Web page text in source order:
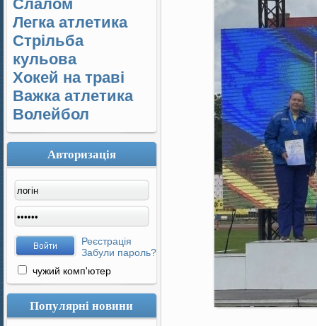
Cлалом
Легка атлетика
Стрільба
кульова
Хокей на траві
Важка атлетика
Волейбол
Авторизація
Реєстрація
Забули пароль?
чужий комп'ютер
Популярні новини